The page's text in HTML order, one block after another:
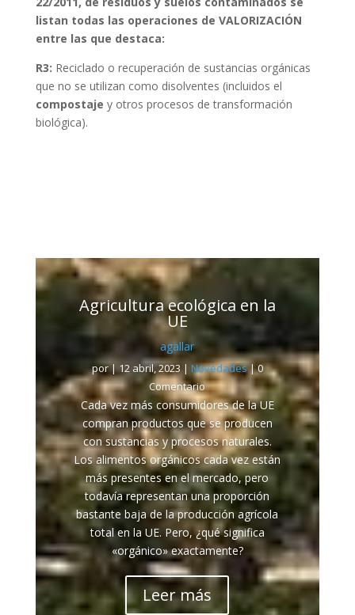
listan todas las operaciones de VALORIZACIÓN
entre las que destaca:
R3: Reciclado o recuperación de sustancias orgánicas
que no se utilizan como disolventes (incluidos el
compostaje y otros procesos de transformación
biológica).
Agricultura ecológica en la
UE
agallar
por|12 abril, 2023 | Novedades| 0
Comentario
Cada vez más consumidores de la UE
compran productos que se producen
con sustancias y procesos naturales.
Los alimentos orgánicos cada vez están
más presentes en el mercado, pero
todavía representan una proporción
bastante baja de la producción agrícola
total en la UE. Pero, ¿qué significa
«orgánico» exactamente?
Leer más